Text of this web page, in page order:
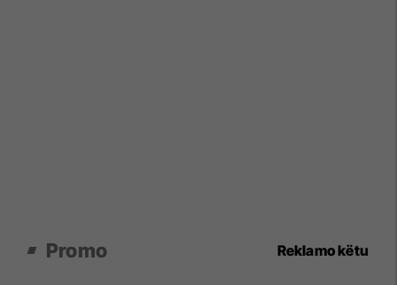
Promo Reklamo këtu